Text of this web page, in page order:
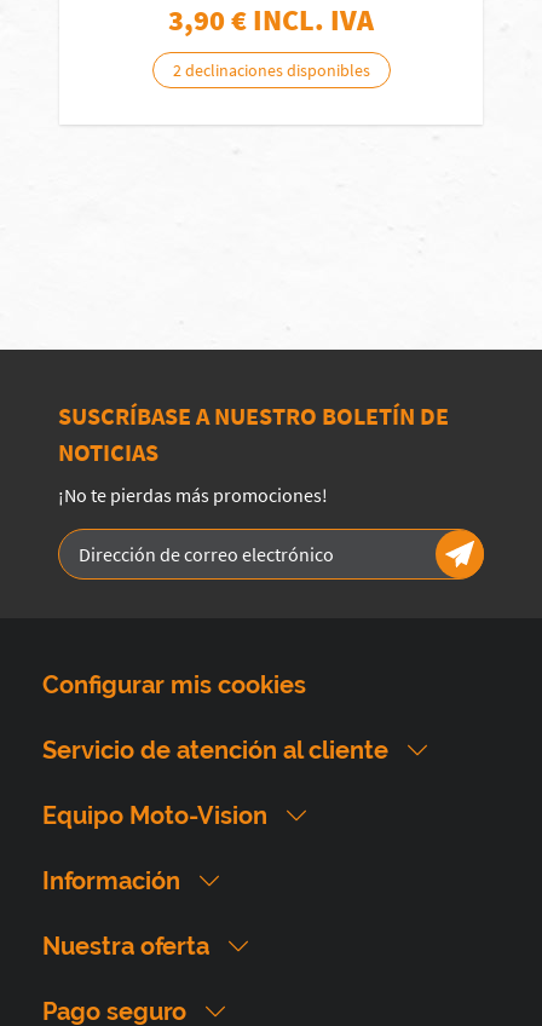
3,90€ INCL. IVA
2 declinaciones disponibles
SUSCRÍBASE A NUESTRO BOLETÍN DE
NOTICIAS
¡No te pierdas más promociones!
Configurar mis cookies
Servicio de atención al cliente
Equipo Moto-Vision
Información
Nuestra oferta
Pago seguro